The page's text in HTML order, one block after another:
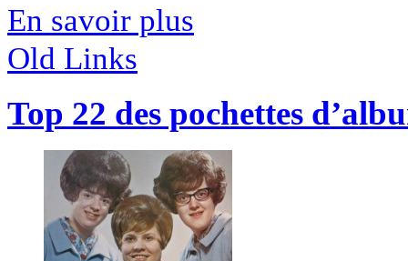
En savoir plus
Old Links
Top 22 des pochettes